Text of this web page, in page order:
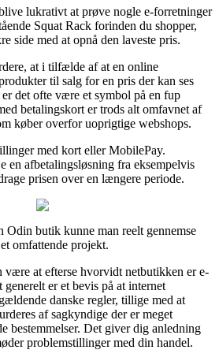
lukrativt at prøve nogle e-forretninger
Squat Rack forinden du shopper,
side med at opnå den laveste pris.
at i tilfælde af at en online
til salg for en pris der kan ses
det ofte være et symbol på en fup
betalingskort er trods alt omfavnet af
køber overfor uoprigtige webshops.
med kort eller MobilePay.
en afbetalingsløsning fra eksempelvis
prisen over en længere periode.
Odin butik kunne man reelt gennemse
omfattende projekt.
være at efterse hvorvidt netbutikken er e-
er et bevis på at internet
danske regler, tillige med at
af sagkyndige der er meget
bestemmelser. Det giver dig anledning
problemstillinger med din handel.